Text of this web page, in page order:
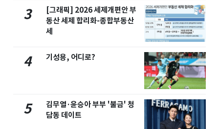
3
[그래픽] 2026 세제개편안 부
동산 세제 합리화-종합부동산
세
4 기성용, 어디로?
5
김무열·윤승아 부부 '불금' 청
담동 데이트